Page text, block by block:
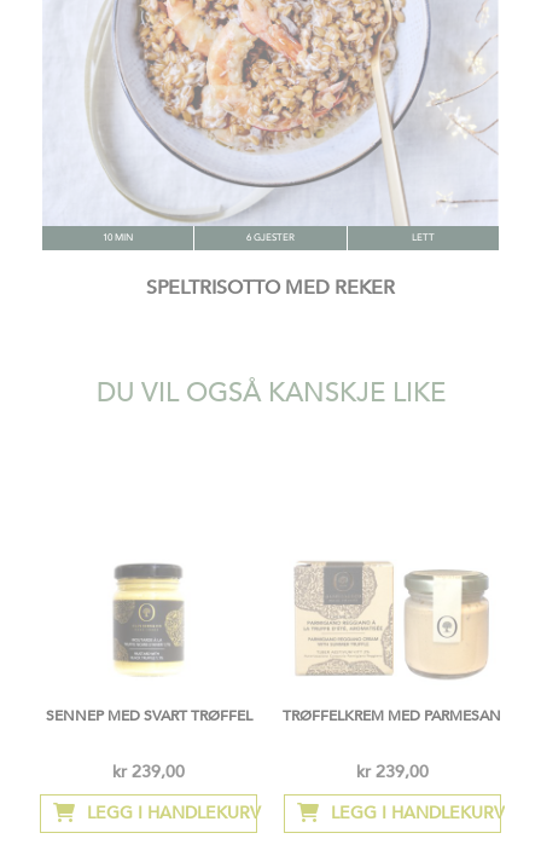
10 MIN 6 GJESTER LETT
SPELTRISOTTO MED REKER
DU VIL OGSÅ KANSKJE LIKE
SENNEP MED SVART TRØFFEL
kr 239,00
LEGG I HANDLEKURV
TRØFFELKREM MED PARMESAN
kr 239,00
LEGG I HANDLEKURV